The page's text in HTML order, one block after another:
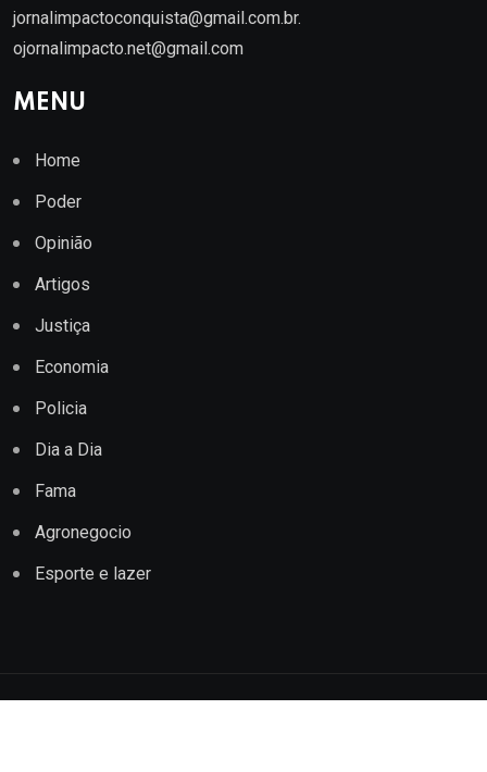
jornalimpactoconquista@gmail.com.br.
ojornalimpacto.net@gmail.com
MENU
Home
Poder
Opinião
Artigos
Justiça
Economia
Policia
Dia a Dia
Fama
Agronegocio
Esporte e lazer